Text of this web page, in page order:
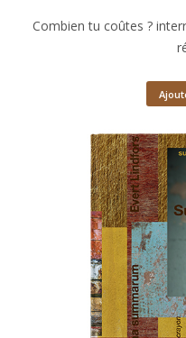
Combien tu coûtes ?